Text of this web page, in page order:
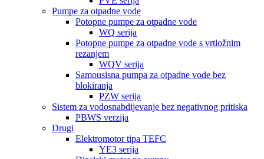
Pumpe za otpadne vode
Potopne pumpe za otpadne vode
WQ serija
Potopne pumpe za otpadne vode s vrtložnim
rezanjem
WQV serija
Samousisna pumpa za otpadne vode bez
blokiranja
PZW serija
Sistem za vodosnabdijevanje bez negativnog pritiska
PBWS verzija
Drugi
Elektromotor tipa TEFC
YE3 serija